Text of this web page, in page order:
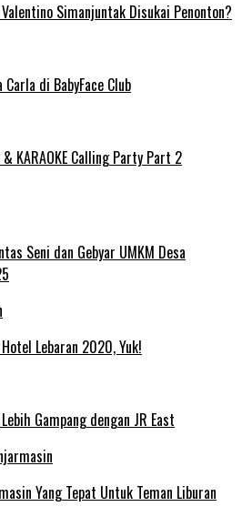
Valentino Simanjuntak Disukai Penonton?
di BabyFace Club
& KARAOKE Calling Party Part 2
Seni dan Gebyar UMKM Desa
Lebaran 2020, Yuk!
Gampang dengan JR East
Yang Tepat Untuk Teman Liburan